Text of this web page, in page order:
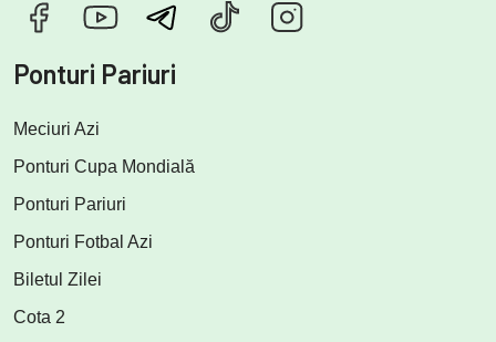
Ponturi Pariuri
Meciuri Azi
Ponturi Cupa Mondială
Ponturi Pariuri
Ponturi Fotbal Azi
Biletul Zilei
Cota 2